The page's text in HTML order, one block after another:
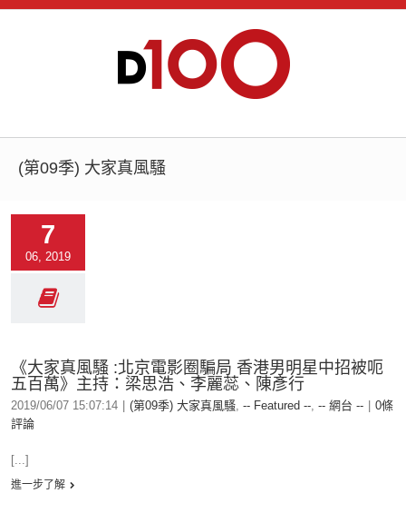
(第09季) 大家真風騷
7
06, 2019
《大家真風騷 :北京電影圈騙局 香港男明星中招被呃
五百萬》主持：梁思浩、李麗蕊、陳彥行
2019/06/07 15:07:14 (第09季) 大家真風騷, -- Featured --, -- 網台 --
0條
評論
[...]
進一步了解